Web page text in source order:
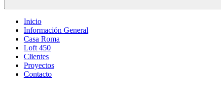
Inicio
Información General
Casa Roma
Loft 450
Clientes
Proyectos
Contacto